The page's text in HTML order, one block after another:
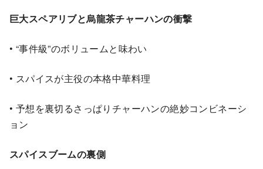
巨大スペアリブと烏龍茶チャーハンの衝撃
• “事件級”のボリュームと味わい
• スパイスが主役の本格中華料理
• 予想を裏切るさっぱりチャーハンの絶妙コンビネーシ
ョン
スパイスブームの裏側